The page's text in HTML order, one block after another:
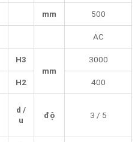
mm 500
AC
H3
mm
3000
H2 400
d /
u
độ 3 / 5